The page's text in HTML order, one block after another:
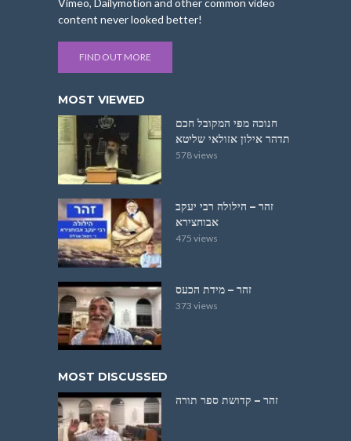
Vimeo, Dailymotion and other common video
content never looked better!
FIND OUT MORE
MOST VIEWED
חנוכה מפי המקובל חכם
תדהר אילון אזולאי שליטא
578 views
זהר – הילולה רבי יעקב
אבוחצירא
475 views
זהר – מידת הכעס
373 views
MOST DISCUSSED
זהר – קדושת ספר תורה